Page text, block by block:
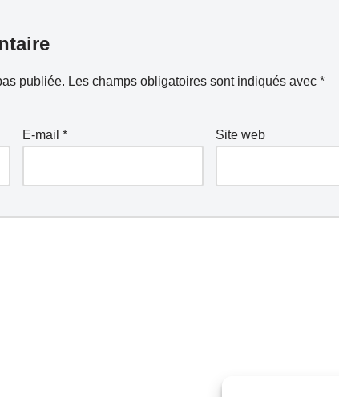
publiée. Les champs obligatoires sont indiqués avec *
E-mail * Site web